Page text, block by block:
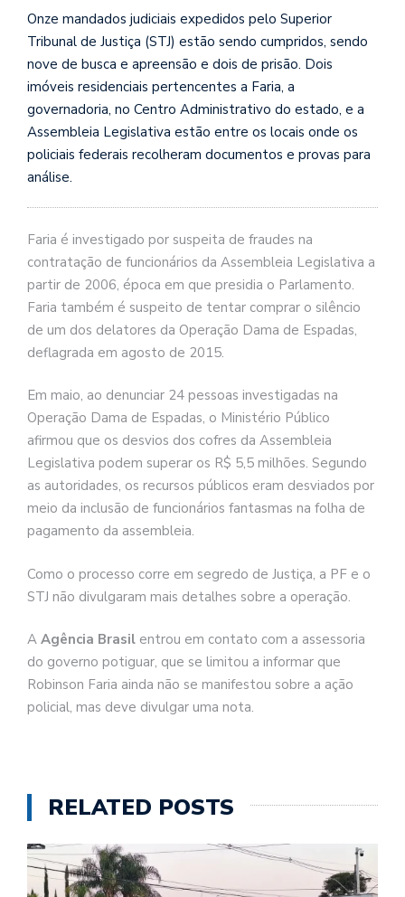
Onze mandados judiciais expedidos pelo Superior
Tribunal de Justiça (STJ) estão sendo cumpridos, sendo
nove de busca e apreensão e dois de prisão. Dois
imóveis residenciais pertencentes a Faria, a
governadoria, no Centro Administrativo do estado, e a
Assembleia Legislativa estão entre os locais onde os
policiais federais recolheram documentos e provas para
análise.
Faria é investigado por suspeita de fraudes na
contratação de funcionários da Assembleia Legislativa a
partir de 2006, época em que presidia o Parlamento.
Faria também é suspeito de tentar comprar o silêncio
de um dos delatores da Operação Dama de Espadas,
deflagrada em agosto de 2015.
Em maio, ao denunciar 24 pessoas investigadas na
Operação Dama de Espadas, o Ministério Público
afirmou que os desvios dos cofres da Assembleia
Legislativa podem superar os R$ 5,5 milhões. Segundo
as autoridades, os recursos públicos eram desviados por
meio da inclusão de funcionários fantasmas na folha de
pagamento da assembleia.
Como o processo corre em segredo de Justiça, a PF e o
STJ não divulgaram mais detalhes sobre a operação.
A Agência Brasil entrou em contato com a assessoria
do governo potiguar, que se limitou a informar que
Robinson Faria ainda não se manifestou sobre a ação
policial, mas deve divulgar uma nota.
RELATED POSTS